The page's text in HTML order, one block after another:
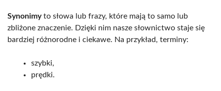
Synonimyto słowa lub frazy, które mają to samo lub
zbliżone znaczenie. Dzięki nim nasze słownictwo staje się
bardziej różnorodne i ciekawe. Na przykład, terminy:
szybki,
prędki.